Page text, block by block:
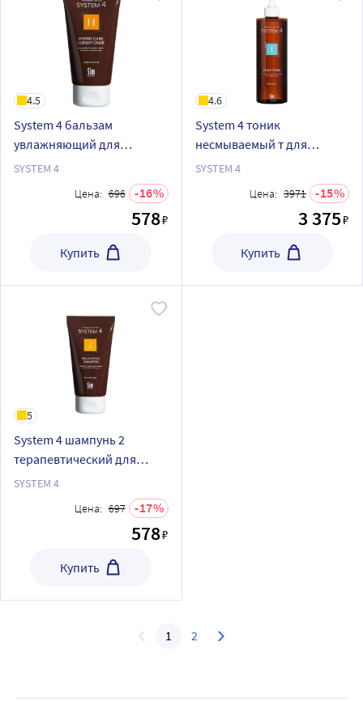
4.5
System 4 бальзам
увлажняющий для
окрашенных и сухих типов
SYSTEM 4
Цена: 696 16
578₽
Купить
4.6
System 4 тоник
несмываемый т для
нормальной и жирной
SYSTEM 4
Цена: 3971 15
3 375₽
Купить
5
System 4 шампунь 2
терапевтический для
сухой кожи головы и
поврежденных волос
Система 4 75 мл
SYSTEM 4
Цена: 697 17
578₽
Купить
1 2